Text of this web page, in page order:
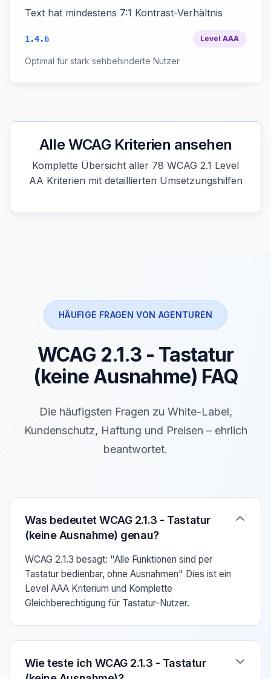
Text hat mindestens 7:1 Kontrast-Verhältnis
1.4.6 Level AAA
Optimal für stark sehbehinderte Nutzer
Alle WCAG Kriterien ansehen
Komplette Übersicht aller 78 WCAG 2.1 Level
AA Kriterien mit detaillierten Umsetzungshilfen
HÄUFIGE FRAGEN VON AGENTUREN
WCAG 2.1.3 - Tastatur
(keine Ausnahme) FAQ
Die häufigsten Fragen zu White-Label,
Kundenschutz, Haftung und Preisen – ehrlich
beantwortet.
Verwenden Sie die Pfeiltasten Auf/Ab um zwischen
Was bedeutet WCAG 2.1.3 - Tastatur
(keine Ausnahme) genau?
WCAG 2.1.3 besagt: "Alle Funktionen sind per
Tastatur bedienbar, ohne Ausnahmen" Dies ist ein
Level AAA Kriterium und Komplette
Gleichberechtigung für Tastatur-Nutzer.
Wie teste ich WCAG 2.1.3 - Tastatur